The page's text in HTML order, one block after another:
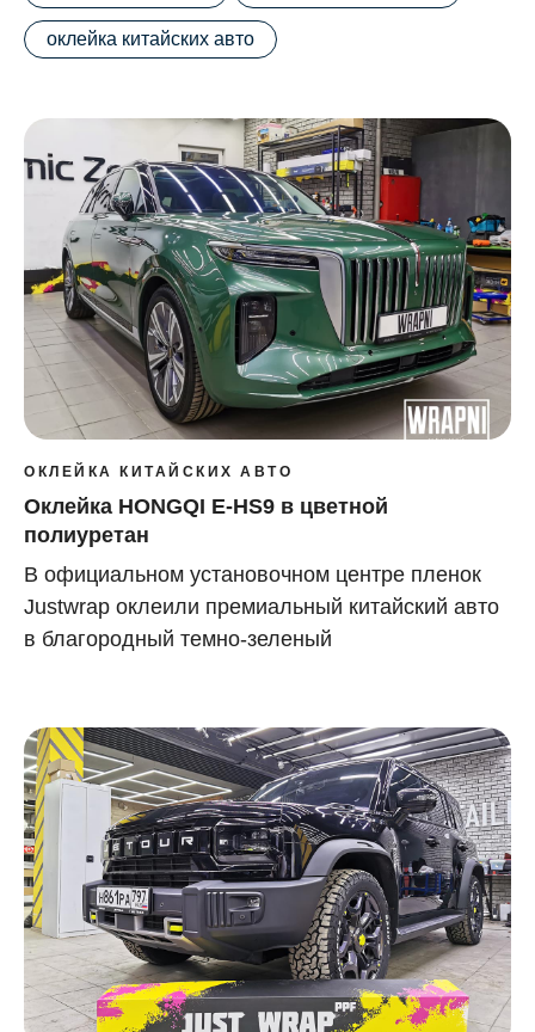
оклейка китайских авто
ОКЛЕЙКА КИТАЙСКИХ АВТО
Оклейка HONGQI E-HS9 в цветной
полиуретан
В официальном установочном центре пленок
Justwrap оклеили премиальный китайский авто
в благородный темно-зеленый